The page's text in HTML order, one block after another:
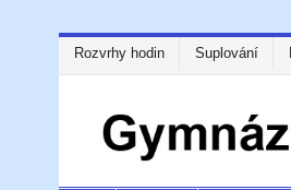
Rozvrhy hodin Suplování